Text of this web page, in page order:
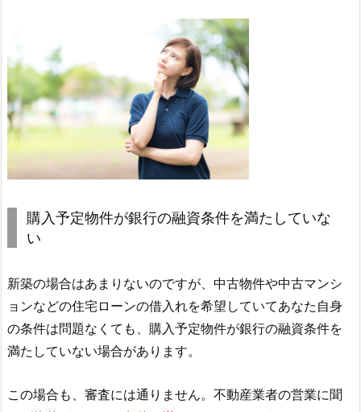
購入予定物件が銀行の融資条件を満たしていな
い
新築の場合はあまりないのですが、中古物件や中古マンシ
ョンなどの住宅ローンの借入れを希望していてあなた自身
の条件は問題なくても、購入予定物件が銀行の融資条件を
満たしていない場合があります。
この場合も、審査には通りません。不動産業者の営業に聞